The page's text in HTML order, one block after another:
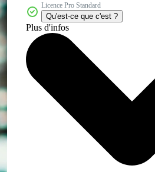
Licence Pro Standard
Qu'est-ce que c'est ?
Plus d'infos